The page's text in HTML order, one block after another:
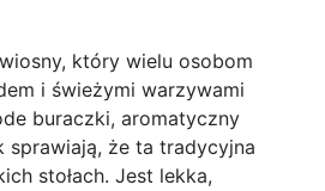
który wielu osobom
i świeżymi warzywami
buraczki, aromatyczny
sprawiają, że ta tradycyjna
stołach. Jest lekka,